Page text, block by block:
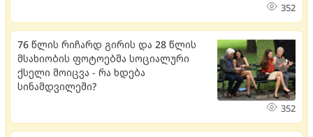
352
76 წლის რიჩარდ გირის და 28 წლის
მსახიობის ფოტოებმა სოციალური
ქსელი მოიცვა - რა ხდება
სინამდვილეში?
352